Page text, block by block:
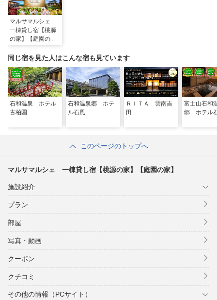
マルサマルシェ
一棟貸し宿【桃源
の家】【庭園の
同じ宿を見た人はこんな宿も見ています
石和温泉 ホテル
古柏園
石和温泉郷 ホテ
ル石風
ＲＩＴＡ 雲南吉
田
富士山石和
郷 ホテル
このページのトップへ
マルサマルシェ 一棟貸し宿【桃源の家】【庭園の家】
施設紹介
プラン
部屋
写真・動画
クーポン
クチコミ
その他の情報（PCサイト）